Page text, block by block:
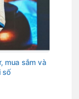
mua sắm và
số